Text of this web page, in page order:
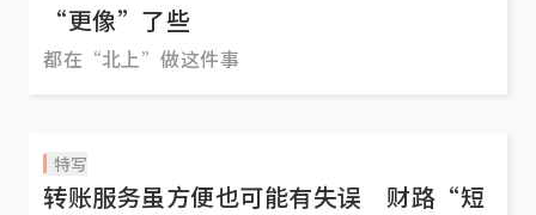
“更像”了些
都在“北上”做这件事
特写
转账服务虽方便也可能有失误 财路“短